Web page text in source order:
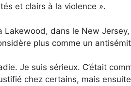
et clairs à la violence ».
Lakewood, dans le New
plus comme un
Je suis sérieux. C’était
chez certains, mais